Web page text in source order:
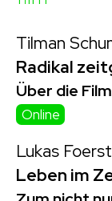
Tilman
Radikal
Über die
Online
Lukas
Leben im